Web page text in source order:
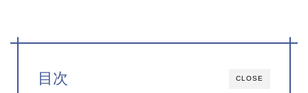
CLOSE
目次